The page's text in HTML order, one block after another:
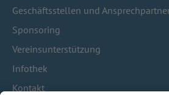
Geschäftsstellen und
Sponsoring
Vereinsunterstützung
Infothek
Kontakt